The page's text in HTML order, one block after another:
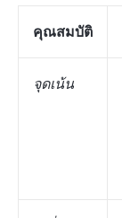
คุณสมบัติ
จุดเน้น